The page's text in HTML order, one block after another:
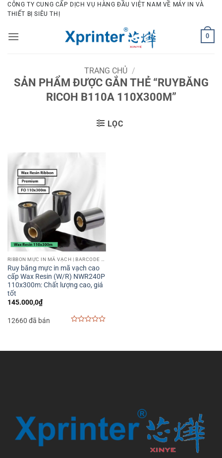
Bỏ
qua
dung
CÔNG TY CUNG CẤP DỊCH VỤ HÀNG ĐẦU VIỆT NAM VỀ MÁY IN VÀ
THIẾT BỊ SIÊU THỊ
0
TRANG CHỦ /
SẢN PHẨM ĐƯỢC GẮN THẺ “RUYBĂNG
RICOH B110A 110X300M”
LỌC
Ruy băng mực in mã vạch cao
cấp Wax Resin (W/R) NWR240P
110x300m: Chất lượng cao, giá
tốt
145.000,0₫
12660 đã bán
5